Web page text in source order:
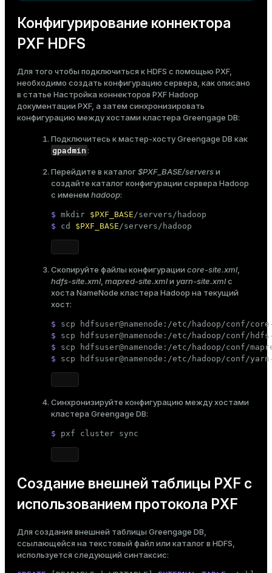
Конфигурирование коннектора
PXF HDFS
Для того чтобы подключиться к HDFS с помощью PXF,
необходимо создать конфигурацию сервера, как описано
в статье Настройка коннекторов PXF Hadoop
документации PXF, а затем синхронизировать
конфигурацию между хостами кластера Greengage DB:
Подключитесь к мастер-хосту Greengage DB как
gpadmin:
Перейдите в каталог$PXF_BASE/serversи
создайте каталог конфигурации сервера Hadoop
с именем hadoop:
$ mkdir $PXF_BASE/servers/hadoop
$ cd $PXF_BASE/servers/hadoop
Скопируйте файлы конфигурации core-site.xml,
hdfs-site.xml, mapred-site.xmlи yarn-site.xmlс
хоста NameNode кластера Hadoop на текущий
хост:
$ scp hdfsuser@namenode:/etc/hadoop/conf/
$ scp hdfsuser@namenode:/etc/hadoop/conf/
$ scp hdfsuser@namenode:/etc/hadoop/conf/
$ scp hdfsuser@namenode:/etc/hadoop/conf/
Синхронизируйте конфигурацию между хостами
кластера Greengage DB:
$ pxf cluster sync
Создание внешней таблицы PXF с
использованием протокола PXF
Для создания внешней таблицы Greengage DB,
ссылающейся на текстовый файл или каталог в HDFS,
используется следующий синтаксис: